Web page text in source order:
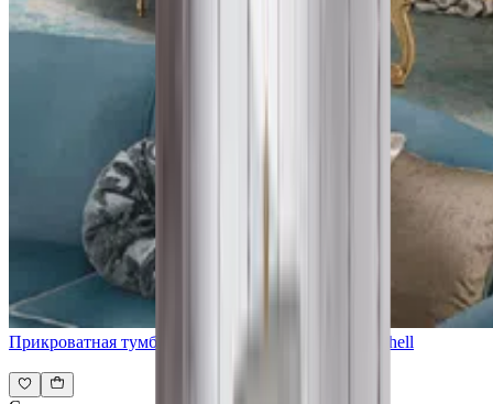
Прикроватная тумба CASPANI TINO Master Sea Shell